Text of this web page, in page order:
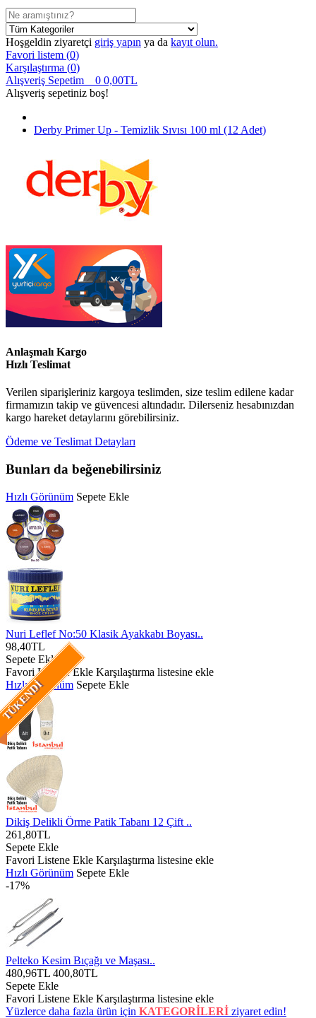
Hoşgeldin ziyaretçi giriş yapın ya da kayıt olun.
Favori listem (0)
Karşılaştırma (0)
Alışveriş Sepetim
0 0,00TL
Alışveriş sepetiniz boş!
Derby Primer Up - Temizlik Sıvısı 100 ml (12 Adet)
Anlaşmalı Kargo
Hızlı Teslimat
Verilen siparişleriniz kargoya teslimden, size teslim edilene kadar
firmamızın takip ve güvencesi altındadır. Dilerseniz hesabınızdan
kargo hareket detaylarını görebilirsiniz.
Ödeme ve Teslimat Detayları
Bunları da beğenebilirsiniz
Hızlı Görünüm Sepete Ekle
Nuri Leflef No:50 Klasik Ayakkabı Boyası..
98,40TL
Sepete Ekle
Favori Listene Ekle Karşılaştırma listesine ekle
TÜKENDI
Hızlı Görünüm Sepete Ekle
Dikiş Delikli Örme Patik Tabanı 12 Çift ..
261,80TL
Sepete Ekle
Favori Listene Ekle Karşılaştırma listesine ekle
Hızlı Görünüm Sepete Ekle
-17%
Pelteko Kesim Bıçağı ve Maşası..
480,96TL 400,80TL
Sepete Ekle
Favori Listene Ekle Karşılaştırma listesine ekle
Yüzlerce daha fazla ürün için KATEGORİLERİ ziyaret edin!